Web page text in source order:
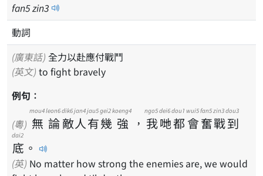
fan5zin3
動詞
(廣東話) 全力以赴應付戰鬥
(英文) to fight bravely
例句：
(粵) 無
mou4
論
leon6
敵
dik6
人
jan4
有
jau5
幾
gei2
強
koeng4
， 我
ngo5
哋
dei6
都
dou1
會
wui5
奮
fan5
戰
zin3
到
dou3
底
dai2
。
(英) No matter how strong the enemies are, we would